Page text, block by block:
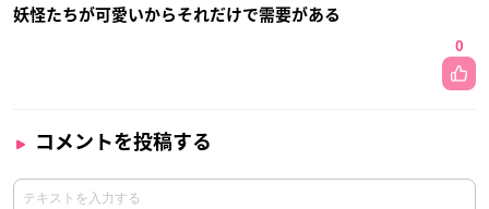
妖怪たちが可愛いからそれだけで需要がある
0
コメントを投稿する